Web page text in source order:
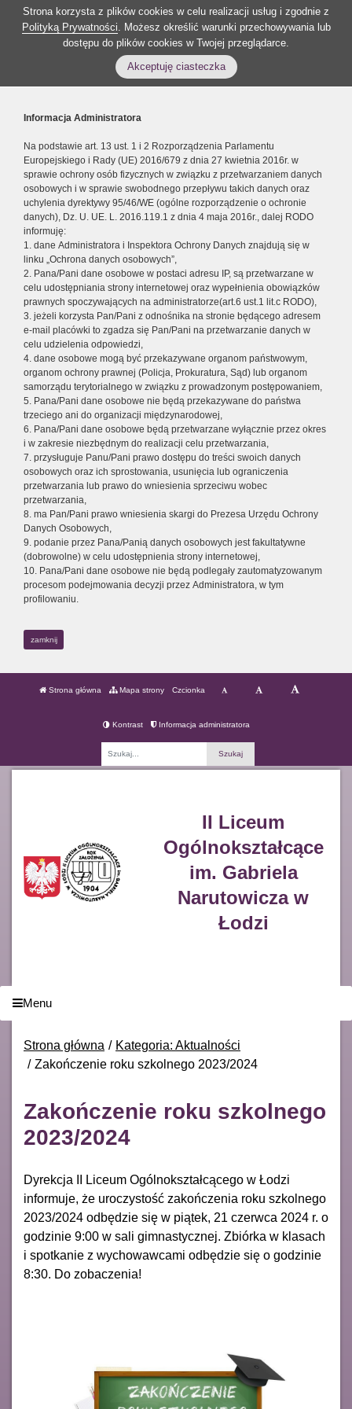
Strona korzysta z plików cookies w celu realizacji usług i zgodnie z
Polityką Prywatności. Możesz określić warunki przechowywania lub
dostępu do plików cookies w Twojej przeglądarce.
Akceptuję ciasteczka
Informacja Administratora
Na podstawie art. 13 ust. 1 i 2 Rozporządzenia Parlamentu
Europejskiego i Rady (UE) 2016/679 z dnia 27 kwietnia 2016r. w
sprawie ochrony osób fizycznych w związku z przetwarzaniem danych
osobowych i w sprawie swobodnego przepływu takich danych oraz
uchylenia dyrektywy 95/46/WE (ogólne rozporządzenie o ochronie
danych), Dz. U. UE. L. 2016.119.1 z dnia 4 maja 2016r., dalej RODO
informuję:
1. dane Administratora i Inspektora Ochrony Danych znajdują się w
linku „Ochrona danych osobowych”,
2. Pana/Pani dane osobowe w postaci adresu IP, są przetwarzane w
celu udostępniania strony internetowej oraz wypełnienia obowiązków
prawnych spoczywających na administratorze(art.6 ust.1 lit.c RODO),
3. jeżeli korzysta Pan/Pani z odnośnika na stronie będącego adresem
e-mail placówki to zgadza się Pan/Pani na przetwarzanie danych w
celu udzielenia odpowiedzi,
4. dane osobowe mogą być przekazywane organom państwowym,
organom ochrony prawnej (Policja, Prokuratura, Sąd) lub organom
samorządu terytorialnego w związku z prowadzonym postępowaniem,
5. Pana/Pani dane osobowe nie będą przekazywane do państwa
trzeciego ani do organizacji międzynarodowej,
6. Pana/Pani dane osobowe będą przetwarzane wyłącznie przez okres
i w zakresie niezbędnym do realizacji celu przetwarzania,
7. przysługuje Panu/Pani prawo dostępu do treści swoich danych
osobowych oraz ich sprostowania, usunięcia lub ograniczenia
przetwarzania lub prawo do wniesienia sprzeciwu wobec
przetwarzania,
8. ma Pan/Pani prawo wniesienia skargi do Prezesa Urzędu Ochrony
Danych Osobowych,
9. podanie przez Pana/Panią danych osobowych jest fakultatywne
(dobrowolne) w celu udostępnienia strony internetowej,
10. Pana/Pani dane osobowe nie będą podlegały zautomatyzowanym
procesom podejmowania decyzji przez Administratora, w tym
profilowaniu.
zamknij
Strona główna Mapa strony Czcionka
Kontrast Informacja administratora
II Liceum
Ogólnokształcące
im. Gabriela
Narutowicza w
Łodzi
Menu
Strona główna
Kategoria: Aktualności
Zakończenie roku szkolnego 2023/2024
Zakończenie roku szkolnego
2023/2024
Dyrekcja II Liceum Ogólnokształcącego w Łodzi
informuje, że uroczystość zakończenia roku szkolnego
2023/2024 odbędzie się w piątek, 21 czerwca 2024 r. o
godzinie 9:00 w sali gimnastycznej. Zbiórka w klasach
i spotkanie z wychowawcami odbędzie się o godzinie
8:30. Do zobaczenia!